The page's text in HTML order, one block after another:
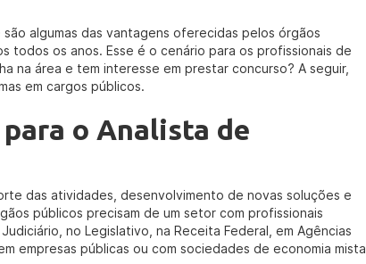
algumas das vantagens oferecidas pelos órgãos
todos os anos. Esse é o cenário para os profissionais de
na área e tem interesse em prestar concurso? A seguir,
em cargos públicos.
o Analista de
das atividades, desenvolvimento de novas soluções e
públicos precisam de um setor com profissionais
no Legislativo, na Receita Federal, em Agências
empresas públicas ou com sociedades de economia mista,